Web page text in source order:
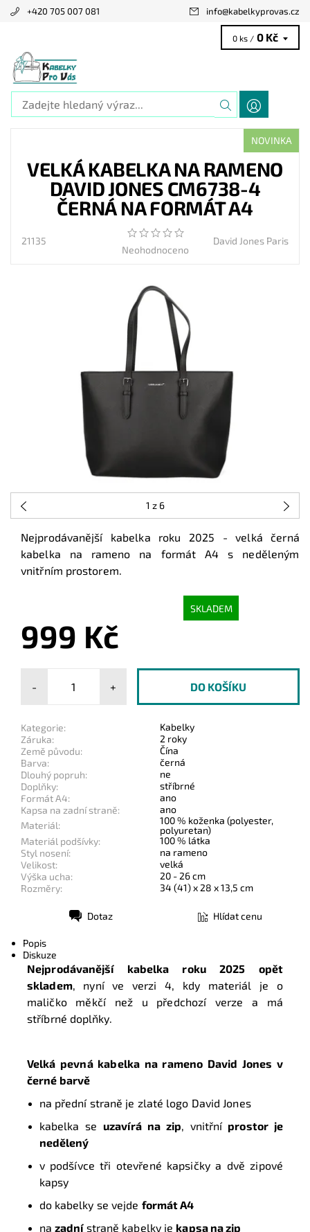
+420 705 007 081 info@kabelkyprovas.cz
0 ks / 0 Kč
NOVINKA
VELKÁ KABELKA NA RAMENO
DAVID JONES CM6738-4
ČERNÁ NA FORMÁT A4
21135
Neohodnoceno
David Jones Paris
1 z 6
Nejprodávanější kabelka roku 2025 - velká černá
kabelka na rameno na formát A4 s neděleným
vnitřním prostorem.
SKLADEM
999 Kč
- +
Kategorie:
Kabelky
Záruka:
2 roky
Země původu:
Čína
Barva:
černá
Dlouhý popruh:
ne
Doplňky:
stříbrné
Formát A4:
ano
Kapsa na zadní straně:
ano
Materiál:
100 % koženka (polyester,
polyuretan)
Materiál podšívky:
100 % látka
Styl nosení:
na rameno
Velikost:
velká
Výška ucha:
20 - 26 cm
Rozměry:
34 (41) x 28 x 13,5 cm
Dotaz Hlídat cenu
Popis
Diskuze
Nejprodávanější kabelka roku 2025 opět
skladem, nyní ve verzi 4, kdy materiál je o
maličko měkčí než u předchozí verze a má
stříbrné doplňky.
Velká pevná kabelka na rameno David Jones v
černé barvě
na přední straně je zlaté logo David Jones
kabelka seuzavírá na zip , vnitřníprostor je
nedělený
v podšívce tři otevřené kapsičky a dvě zipové
kapsy
do kabelky se vejde formát A4
na zadnístraně kabelky je kapsa na zip